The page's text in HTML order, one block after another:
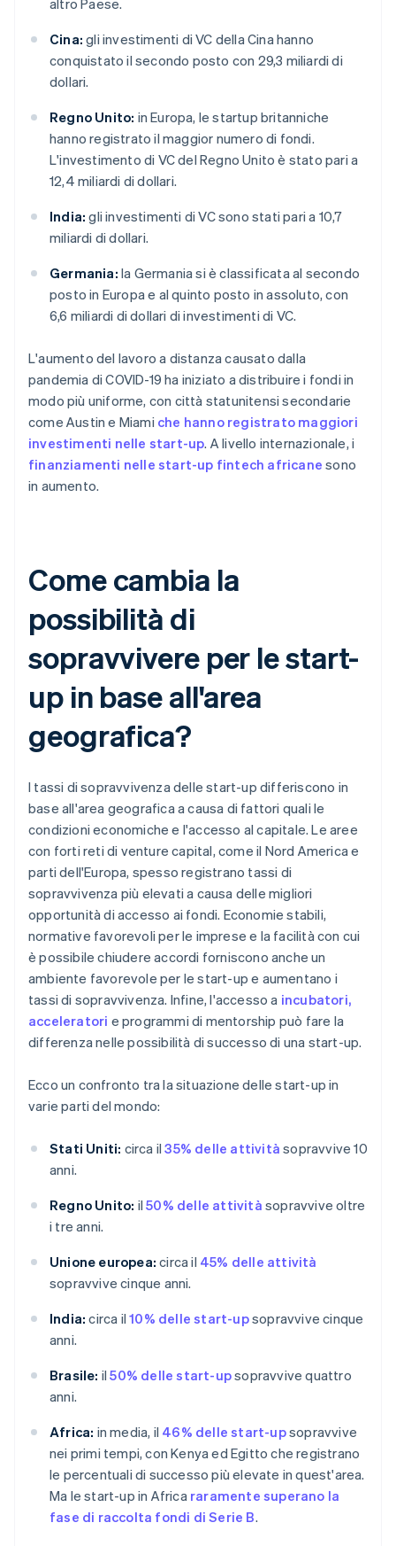
altro Paese.
Cina: gli investimenti di VC della Cina hanno
conquistato il secondo posto con 29,3 miliardi di
dollari.
Regno Unito: in Europa, le startup britanniche
hanno registrato il maggior numero di fondi.
L'investimento di VC del Regno Unito è stato pari a
12,4 miliardi di dollari.
India: gli investimenti di VC sono stati pari a 10,7
miliardi di dollari.
Germania: la Germania si è classificata al secondo
posto in Europa e al quinto posto in assoluto, con
6,6 miliardi di dollari di investimenti di VC.
L'aumento del lavoro a distanza causato dalla
pandemia di COVID-19 ha iniziato a distribuire i fondi in
modo più uniforme, con città statunitensi secondarie
come Austin e Miami che hanno registrato maggiori
investimenti nelle start-up. A livello internazionale, i
finanziamenti nelle start-up fintech africane sono
in aumento.
Come cambia la
possibilità di
sopravvivere per le start-
up in base all'area
geografica?
I tassi di sopravvivenza delle start-up differiscono in
base all'area geografica a causa di fattori quali le
condizioni economiche e l'accesso al capitale. Le aree
con forti reti di venture capital, come il Nord America e
parti dell'Europa, spesso registrano tassi di
sopravvivenza più elevati a causa delle migliori
opportunità di accesso ai fondi. Economie stabili,
normative favorevoli per le imprese e la facilità con cui
è possibile chiudere accordi forniscono anche un
ambiente favorevole per le start-up e aumentano i
tassi di sopravvivenza. Infine, l'accesso a incubatori,
acceleratori e programmi di mentorship può fare la
differenza nelle possibilità di successo di una start-up.
Ecco un confronto tra la situazione delle start-up in
varie parti del mondo:
Stati Uniti: circa il35% delle attività sopravvive 10
anni.
Regno Unito: il50% delle attività sopravvive oltre
i tre anni.
Unione europea: circa il 45% delle attività
sopravvive cinque anni.
India: circa il10% delle start-upsopravvive cinque
anni.
Brasile: il50% delle start-upsopravvive quattro
anni.
Africa: in media, il 46% delle start-upsopravvive
nei primi tempi, con Kenya ed Egitto che registrano
le percentuali di successo più elevate in quest'area.
Ma le start-up in Africa raramente superano la
fase di raccolta fondi di Serie B.